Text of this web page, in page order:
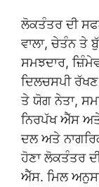
ਲੋਕਤੰਤਰ ਦੀ
ਵਾਲਾ, ਚੇਤੰਨ ਤੇ
ਸਮਝਦਾਰ,
ਦਿਲਚਸਪੀ ਰੱਖਣ
ਤੇ ਯੋਗ ਨੇਤਾ,
ਨਿਰਪੱਖ ਐੱਸ ਅਤੇ
ਦਲ ਅਤੇ
ਹੋਣਾ ਲੋਕਤੰਤਰ
ਐੱਸ. ਮਿਲ